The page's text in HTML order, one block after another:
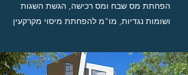
הפחתת מס שבח ומס רכישה, הגשת השגות
ושומות נגדיות, מו"מ להפחתת מיסוי מקרקעין